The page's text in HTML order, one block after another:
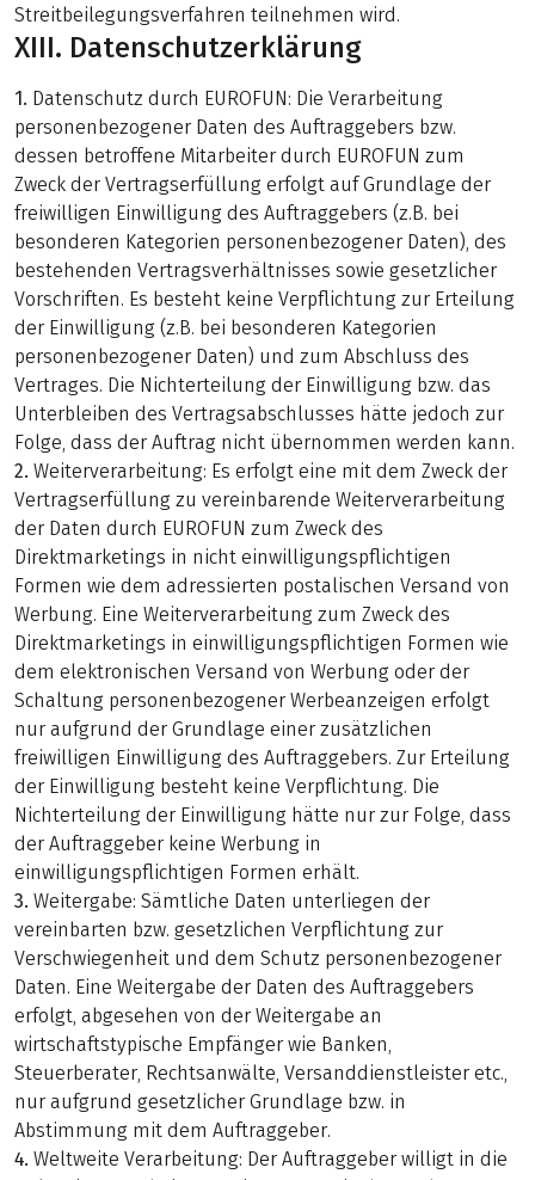
Streitbeilegungsverfahren teilnehmen wird.
XIII. Datenschutzerklärung
1. Datenschutz durch EUROFUN: Die Verarbeitung
personenbezogener Daten des Auftraggebers bzw.
dessen betroffene Mitarbeiter durch EUROFUN zum
Zweck der Vertragserfüllung erfolgt auf Grundlage der
freiwilligen Einwilligung des Auftraggebers (z.B. bei
besonderen Kategorien personenbezogener Daten), des
bestehenden Vertragsverhältnisses sowie gesetzlicher
Vorschriften. Es besteht keine Verpflichtung zur Erteilung
der Einwilligung (z.B. bei besonderen Kategorien
personenbezogener Daten) und zum Abschluss des
Vertrages. Die Nichterteilung der Einwilligung bzw. das
Unterbleiben des Vertragsabschlusses hätte jedoch zur
Folge, dass der Auftrag nicht übernommen werden kann.
2. Weiterverarbeitung: Es erfolgt eine mit dem Zweck der
Vertragserfüllung zu vereinbarende Weiterverarbeitung
der Daten durch EUROFUN zum Zweck des
Direktmarketings in nicht einwilligungspflichtigen
Formen wie dem adressierten postalischen Versand von
Werbung. Eine Weiterverarbeitung zum Zweck des
Direktmarketings in einwilligungspflichtigen Formen wie
dem elektronischen Versand von Werbung oder der
Schaltung personenbezogener Werbeanzeigen erfolgt
nur aufgrund der Grundlage einer zusätzlichen
freiwilligen Einwilligung des Auftraggebers. Zur Erteilung
der Einwilligung besteht keine Verpflichtung. Die
Nichterteilung der Einwilligung hätte nur zur Folge, dass
der Auftraggeber keine Werbung in
einwilligungspflichtigen Formen erhält.
3. Weitergabe: Sämtliche Daten unterliegen der
vereinbarten bzw. gesetzlichen Verpflichtung zur
Verschwiegenheit und dem Schutz personenbezogener
Daten. Eine Weitergabe der Daten des Auftraggebers
erfolgt, abgesehen von der Weitergabe an
wirtschaftstypische Empfänger wie Banken,
Steuerberater, Rechtsanwälte, Versanddienstleister etc.,
nur aufgrund gesetzlicher Grundlage bzw. in
Abstimmung mit dem Auftraggeber.
4. Weltweite Verarbeitung: Der Auftraggeber willigt in die